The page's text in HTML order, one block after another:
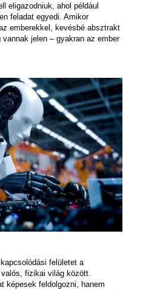
eligazodniuk, ahol például
feladat egyedi. Amikor
emberekkel, kevésbé absztrakt
jelen – gyakran az ember
felületet a
fizikai világ között.
képesek feldolgozni, hanem